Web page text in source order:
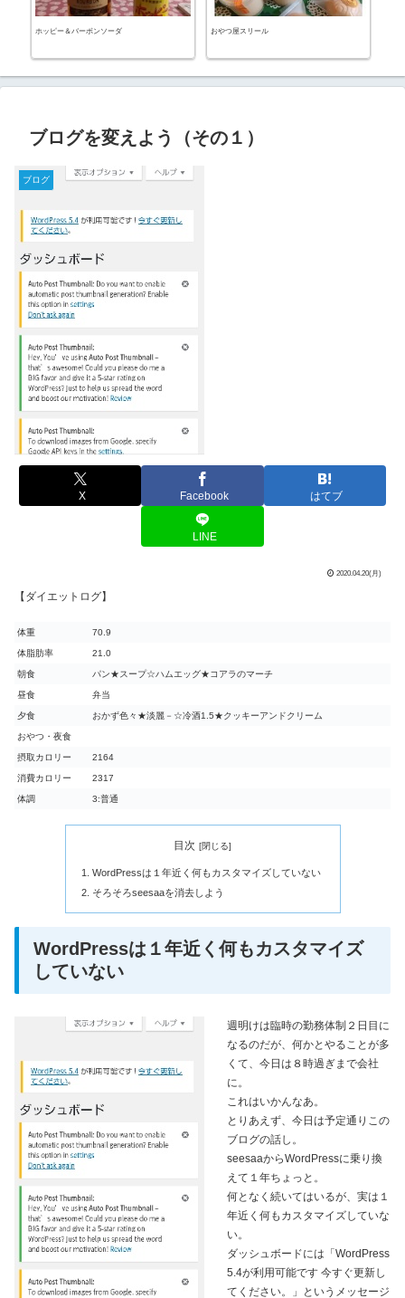
ホッピー＆バーボンソーダ おやつ屋スリール
ブログを変えよう（その１）
ブログ
X Facebook はてブ
LINE
2020.04.20(月)
【ダイエットログ】
体重 70.9
体脂肪率 21.0
朝食 パン★スープ☆ハムエッグ★コアラのマーチ
昼食 弁当
夕食 おかず色々★淡麗－☆冷酒1.5★クッキーアンドクリーム
おやつ・夜食
摂取カロリー 2164
消費カロリー 2317
体調 3:普通
目次
WordPressは１年近く何もカスタマイズしていない
そろそろseesaaを消去しよう
WordPressは１年近く何もカスタマイズ
していない
週明けは臨時の勤務体制２日目に
なるのだが、何かとやることが多
くて、今日は８時過ぎまで会社
に。
これはいかんなあ。
とりあえず、今日は予定通りこの
ブログの話し。
seesaaからWordPressに乗り換
えて１年ちょっと。
何となく続いてはいるが、実は１
年近く何もカスタマイズしていな
い。
ダッシュボードには「WordPress
5.4が利用可能です 今すぐ更新し
てください。」というメッセージ